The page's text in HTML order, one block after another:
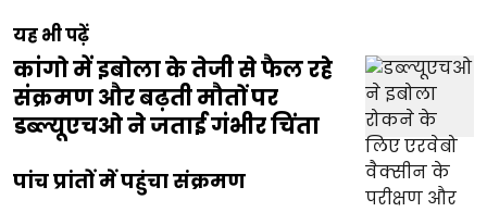
यह भी पढ़ें
कांगो में इबोला के तेजी से फैल रहे
संक्रमण और बढ़ती मौतों पर
डब्ल्यूएचओ ने जताई गंभीर चिंता
पांच प्रांतों में पहुंचा संक्रमण